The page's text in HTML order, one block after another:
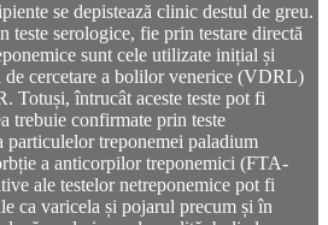
se depistează clinic destul de greu.
teste serologice, fie prin testare directă
sunt cele utilizate inițial și
cercetare a bolilor venerice (VDRL)
Totuși, întrucât aceste teste pot fi
trebuie confirmate prin teste
particulelor treponemei paladium
a anticorpilor treponemici (FTA-
ale testelor netreponemice pot fi
ca varicela și pojarul precum și în